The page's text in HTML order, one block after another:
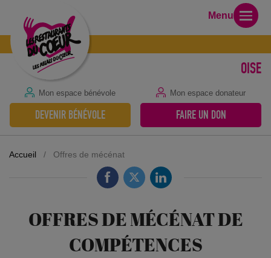
OISE
Mon espace bénévole Mon espace donateur
DEVENIR BÉNÉVOLE FAIRE UN DON
Menu
Accueil / Offres de mécénat
OFFRES DE MÉCÉNAT DE
COMPÉTENCES